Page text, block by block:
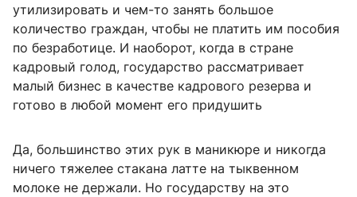
утилизировать и чем-то занять большое
количество граждан, чтобы не платить им пособия
по безработице. И наоборот, когда в стране
кадровый голод, государство рассматривает
малый бизнес в качестве кадрового резерва и
готово в любой момент его придушить
Да, большинство этих рук в маникюре и никогда
ничего тяжелее стакана латте на тыквенном
молоке не держали. Но государству на это